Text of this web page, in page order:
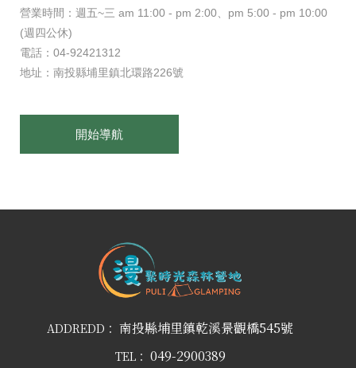
營業時間：週五~三 am 11:00 - pm 2:00、pm 5:00 - pm 10:00
(週四公休)
電話：04-92421312
地址：南投縣埔里鎮北環路226號
開始導航
ADDREDD： 南投縣埔里鎮乾溪景觀橋545號
TEL： 049-2900389